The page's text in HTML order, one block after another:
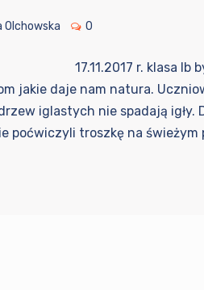
Olchowska 0
17.11.2017 r. klasa
jakie daje nam natura.
iglastych nie spadają igły.
poćwiczyli troszkę na